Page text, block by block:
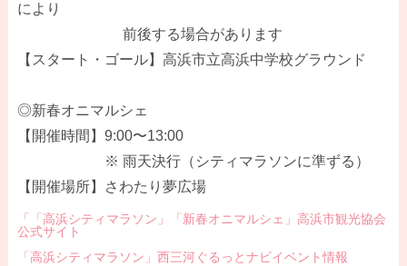
により
前後する場合があります
【スタート・ゴール】高浜市立高浜中学校グラウンド
◎新春オニマルシェ
【開催時間】9:00〜13:00
※ 雨天決行（シティマラソンに準ずる）
【開催場所】さわたり夢広場
「「高浜シティマラソン」「新春オニマルシェ」高浜市観光協会
公式サイト
「高浜シティマラソン」西三河ぐるっとナビイベント情報